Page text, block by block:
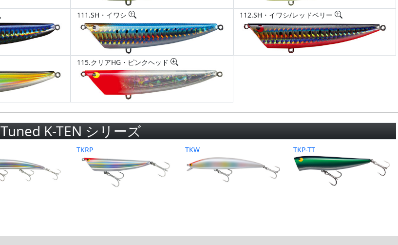
111.SH・イワシ 112.SH・イワシ/レッドベリー
115.クリアHG・ピンクヘッド
Tuned K-TEN シリーズ
TKRP TKW TKP-TT